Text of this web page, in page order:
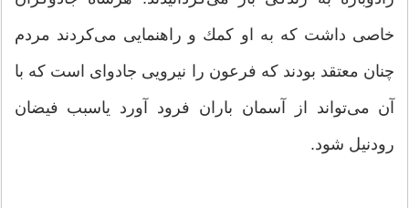
خاصی داشت كه به او كمك و راهنمایی می‌كردند مردم
چنان معتقد بودند كه فرعون را نیرویی جادوای است كه با
آن می‌تواند از آسمان باران فرود آورد یاسبب فیضان
رودنیل شود.